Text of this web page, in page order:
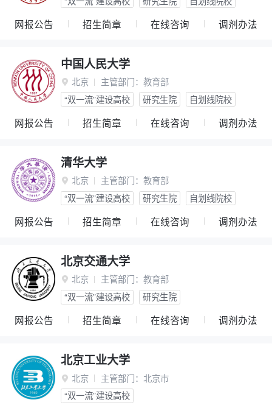
网报公告 招生简章 在线咨询 调剂办法
中国人民大学
 北京 主管部门： 教育部
“双一流”建设高校
研究生院 自划线院校
网报公告 招生简章 在线咨询 调剂办法
清华大学
 北京 主管部门： 教育部
“双一流”建设高校
研究生院 自划线院校
网报公告 招生简章 在线咨询 调剂办法
北京交通大学
 北京 主管部门： 教育部
“双一流”建设高校
研究生院
网报公告 招生简章 在线咨询 调剂办法
北京工业大学
 北京 主管部门： 北京市
“双一流”建设高校